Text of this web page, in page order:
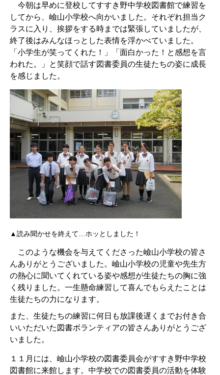
今朝は早めに登校してすすき野中学校図書館で練習を
してから、嶮山小学校へ向かいました。それぞれ担当ク
ラスに入り、挨拶をする時までは緊張していましたが、
終了後はみんなほっとした表情を浮かべていました。
「小学生が笑ってくれた！」「面白かった！と感想を言
われた。」と笑顔で話す図書委員の生徒たちの姿に成長
を感じました。
▲読み聞かせを終えて…ホッとしました！
このような機会を与えてくださった嶮山小学校の皆さ
んありがとうございました。嶮山小学校の児童や先生方
の熱心に聞いてくれている姿や感想が生徒たちの胸に強
く残りました。一生懸命練習して喜んでもらえたことは
生徒たちの力になります。
また、生徒たちの練習に何日も放課後遅くまでお付き合
いいただいた図書ボランティアの皆さんありがとうござ
いました。
１１月には、嶮山小学校の図書委員会がすすき野中学校
図書館に来館します。中学校での図書委員の活動を体験